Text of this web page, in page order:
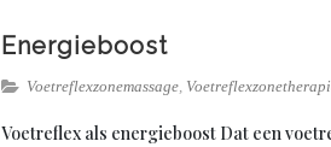
Energieboost
Voetreflexzonemassage,
Voetreflex als energieboost Dat een